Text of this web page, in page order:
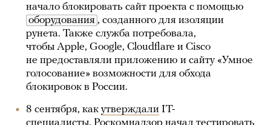
начало блокировать сайт проекта с помощью
оборудования , созданного для изоляции
рунета. Также служба потребовала,
чтобы Apple, Google, Cloudflare и Cisco
не предоставляли приложению и сайту «Умное
голосование» возможности для обхода
блокировок в России.
8 сентября, как утверждали IT-